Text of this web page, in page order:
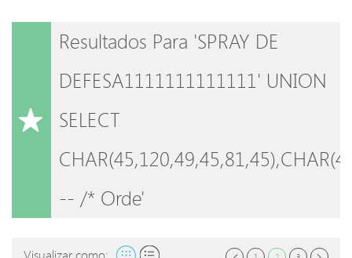
Resultados Para 'SPRAY DE
DEFESA1111111111111' UNION
SELECT
-- /* Orde'